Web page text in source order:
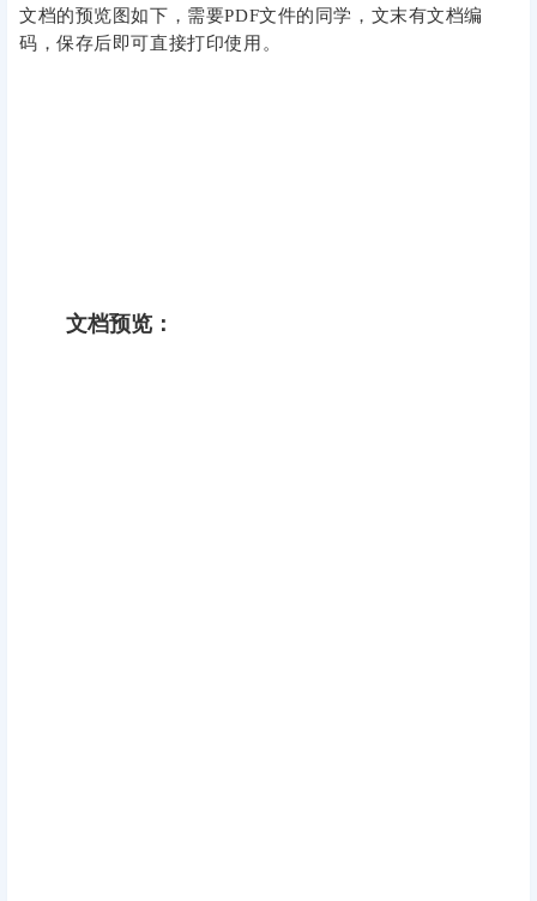
文档的预览图如下，需要PDF文件的同学，文末有文档编
码，保存后即可直接打印使用。
文档预览：